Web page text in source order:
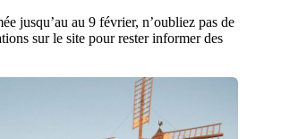
jusqu’au au 9 février, n’oubliez pas de
sur le site pour rester informer des